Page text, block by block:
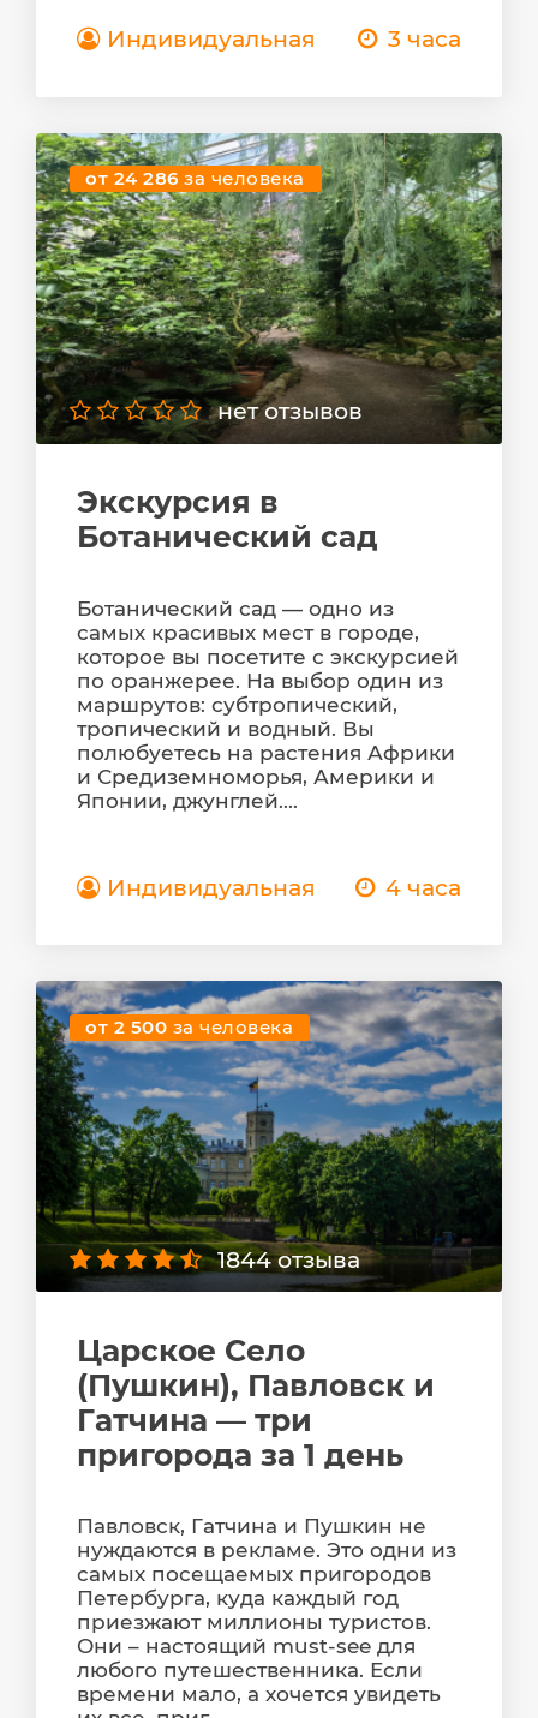
Индивидуальная 3 часа
от 24 286за человека
нет отзывов
Экскурсия в
Ботанический сад
Ботанический сад — одно из
самых красивых мест в городе,
которое вы посетите с экскурсией
по оранжерее. На выбор один из
маршрутов: субтропический,
тропический и водный. Вы
полюбуетесь на растения Африки
и Средиземноморья, Америки и
Японии, джунглей....
Индивидуальная 4 часа
от 2 500 за человека
1844 отзыва
Царское Село
(Пушкин), Павловск и
Гатчина — три
пригорода за 1 день
Павловск, Гатчина и Пушкин не
нуждаются в рекламе. Это одни из
самых посещаемых пригородов
Петербурга, куда каждый год
приезжают миллионы туристов.
Они – настоящий must-see для
любого путешественника. Если
времени мало, а хочется увидеть